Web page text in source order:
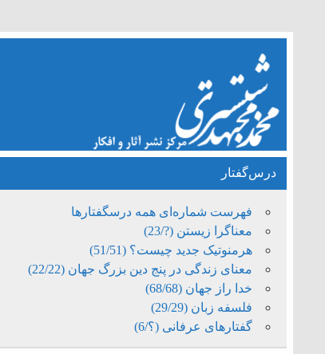
درس‌گفتار
فهرست شماره‌ای همه درسگفتارها
معناگرا زیستن (?/23)
هرمنوتیک جدید چیست؟ (51/51)
معنای زندگی در پنج دین بزرگ جهان (22/22)
خدا راز جهان (68/68)
فلسفه زبان (29/29)
گفتارهای عرفانی (؟/6)